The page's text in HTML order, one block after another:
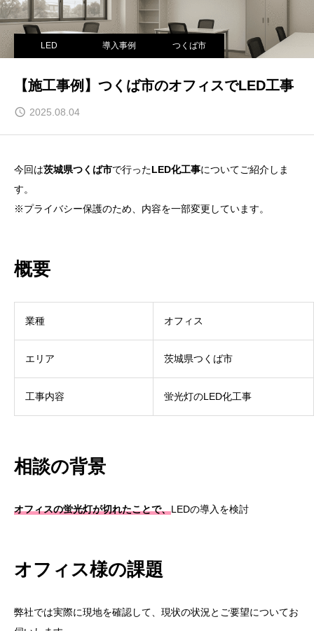
LED 導入事例 つくば市
【施工事例】つくば市のオフィスでLED工事
2025.08.04
今回は茨城県つくば市で行ったLED化工事についてご紹介しま
す。
※プライバシー保護のため、内容を一部変更しています。
概要
業種 オフィス
エリア 茨城県つくば市
工事内容 蛍光灯のLED化工事
相談の背景
オフィスの蛍光灯が切れたことで、LEDの導入を検討
オフィス様の課題
弊社では実際に現地を確認して、現状の状況とご要望についてお